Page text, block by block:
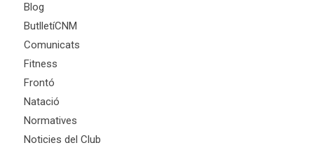
Blog
ButlletíCNM
Comunicats
Fitness
Frontó
Natació
Normatives
Noticies del Club